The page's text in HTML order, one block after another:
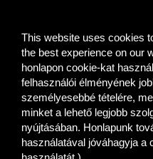
This website uses cookies
the best experience on our
honlapon cookie-kat
felhasználói élményének
személyesebbé tételére,
minket a lehető legjobb
nyújtásában. Honlapunk
használatával jóváhagyja a